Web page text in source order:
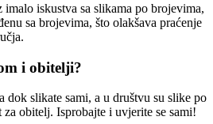
iskustva sa slikama po brojevima,
sa brojevima, što olakšava praćenje
i obitelji?
dok slikate sami, a u društvu su slike po
obitelj. Isprobajte i uvjerite se sami!